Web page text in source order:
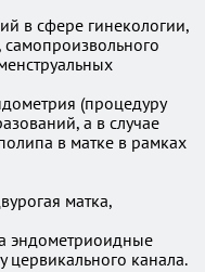
в сфере гинекологии,
(процедуру
а в случае
в матке в рамках
матка,
эндометриоидные
цервикального канала.